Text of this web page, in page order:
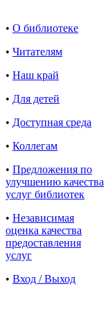
• О библиотеке
• Читателям
• Наш край
• Для детей
• Доступная среда
• Коллегам
• Предложения по
улучшению качества
услуг библиотек
• Независимая
оценка качества
предоставления
услуг
• Вход / Выход